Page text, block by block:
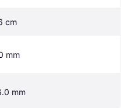
cm
mm
mm